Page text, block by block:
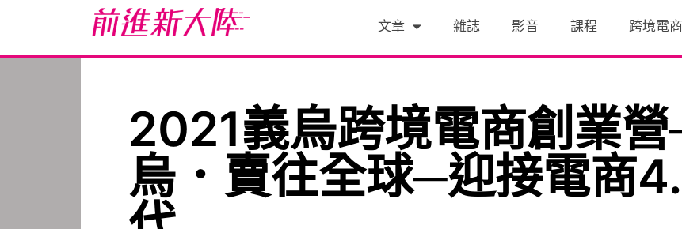
文章 雜誌 影音 課程 跨境電商
2021義烏跨境電商創業
烏．賣往全球─迎接電商